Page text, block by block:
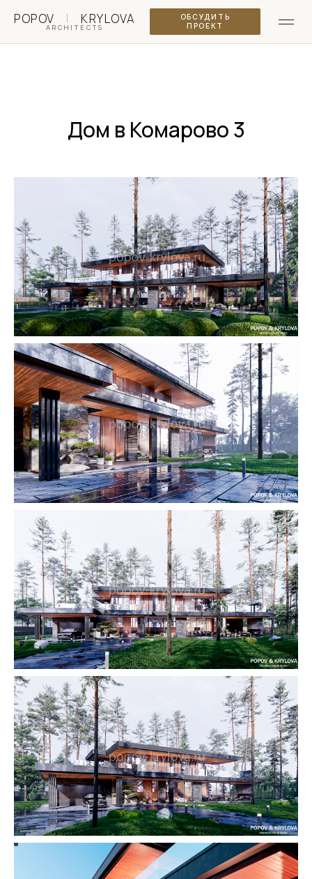
POPOV | KRYLOVA
ARCHITECTS
ОБСУДИТЬ
ПРОЕКТ
Дом в Комарово 3
Остались вопросы?
Мы с радостью вас
проконсультируем. Позвоните нам
или напишите в мессенджеры